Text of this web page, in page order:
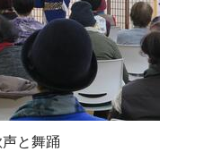
と舞踊